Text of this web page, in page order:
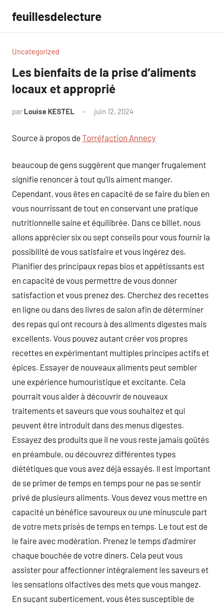
contenu
feuillesdelecture
Uncategorized
Les bienfaits de la prise d’aliments
locaux et approprié
par Louise KESTEL juin 12, 2024
Source à propos de Torréfaction Annecy
beaucoup de gens suggèrent que manger frugalement
signifie renoncer à tout qu’ils aiment manger.
Cependant, vous êtes en capacité de se faire du bien en
vous nourrissant de tout en conservant une pratique
nutritionnelle saine et équilibrée. Dans ce billet, nous
allons apprécier six ou sept conseils pour vous fournir la
possibilité de vous satisfaire et vous ingérez des.
Planifier des principaux repas bios et appétissants est
en capacité de vous permettre de vous donner
satisfaction et vous prenez des. Cherchez des recettes
en ligne ou dans des livres de salon afin de déterminer
des repas qui ont recours à des aliments digestes mais
excellents. Vous pouvez autant créer vos propres
recettes en expérimentant multiples principes actifs et
épices. Essayer de nouveaux aliments peut sembler
une expérience humouristique et excitante. Cela
pourrait vous aider à découvrir de nouveaux
traitements et saveurs que vous souhaitez et qui
peuvent être introduit dans des menus digestes.
Essayez des produits que il ne vous reste jamais goûtés
en préambule, ou découvrez différentes types
diététiques que vous avez déjà essayés. Il est important
de se primer de temps en temps pour ne pas se sentir
privé de plusieurs aliments. Vous devez vous mettre en
capacité un bénéfice savoureux ou une minuscule part
de votre mets prisés de temps en temps. Le tout est de
le faire avec modération. Prenez le temps d’admirer
chaque bouchée de votre diners. Cela peut vous
assister pour affectionner intégralement les saveurs et
les sensations olfactives des mets que vous mangez.
En suçant suberticement, vous êtes susceptible de